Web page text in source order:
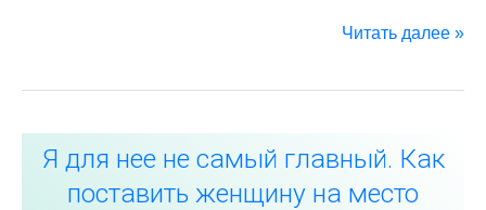
Читать далее »
Я для нее не самый главный. Как
поставить женщину на место
для
не